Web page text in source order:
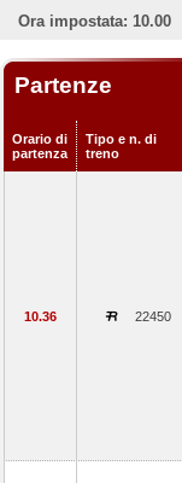
Ora impostata: 10.00
Partenze
Orario di
partenza
Tipo e n. di
treno
10.36 22450